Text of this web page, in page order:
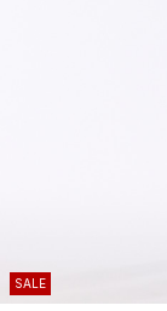
SALE